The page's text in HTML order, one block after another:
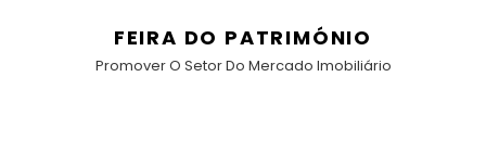
FEIRA DO PATRIMÓNIO
Promover O Setor Do Mercado Imobiliário